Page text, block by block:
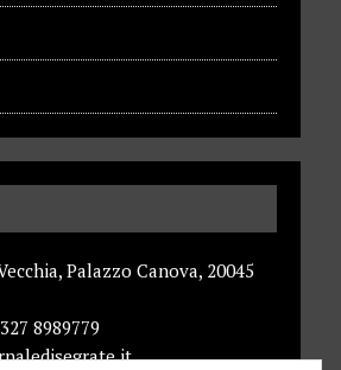
Palazzo Canova, 20045
8989779